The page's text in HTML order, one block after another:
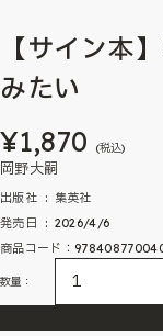
【サイン本
みたい
¥1,870 (税込)
岡野大嗣
出版社 ‏ : ‎ 集英社
発売日 ‏ : ‎ 2026/4/6
商品コード：
数量：